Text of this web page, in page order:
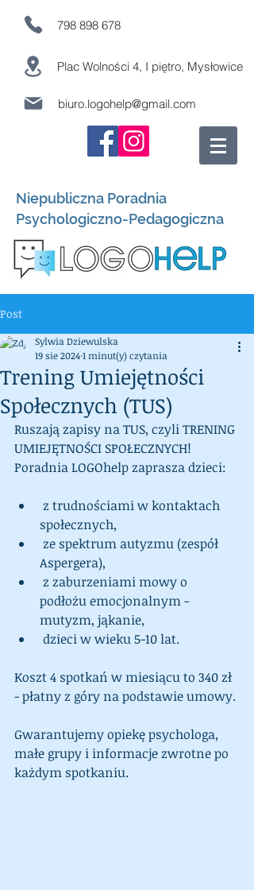
798 898 678
Plac Wolności 4, I piętro, Mysłowice
biuro.logohelp@gmail.com
Niepubliczna Poradnia
Psychologiczno-Pedagogiczna
Post
Trening Umiejętności
Społecznych (TUS)
Sylwia Dziewulska
19 sie 20241 minut(y) czytania
Ruszają zapisy na TUS, czyli TRENING
UMIEJĘTNOŚCI SPOŁECZNYCH!
Poradnia LOGOhelp zaprasza dzieci:
z trudnościami w kontaktach
społecznych,
ze spektrum autyzmu (zespół
Aspergera),
z zaburzeniami mowy o
podłożu emocjonalnym -
mutyzm, jąkanie,
dzieci w wieku 5-10 lat.
Koszt 4 spotkań w miesiącu to 340 zł
- płatny z góry na podstawie umowy.
Gwarantujemy opiekę psychologa,
małe grupy i informacje zwrotne po
każdym spotkaniu.